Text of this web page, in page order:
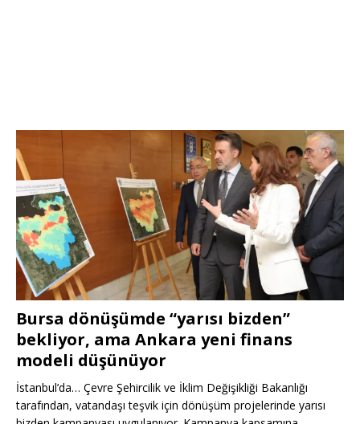
Bursa dönüşümde “yarısı bizden”
bekliyor, ama Ankara yeni finans
modeli düşünüyor
İstanbul’da… Çevre Şehircilik ve İklim Değişikliği Bakanlığı
tarafından, vatandaşı teşvik için dönüşüm projelerinde yarısı